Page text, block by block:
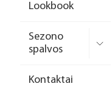
Lookbook
Sezono
spalvos
Kontaktai